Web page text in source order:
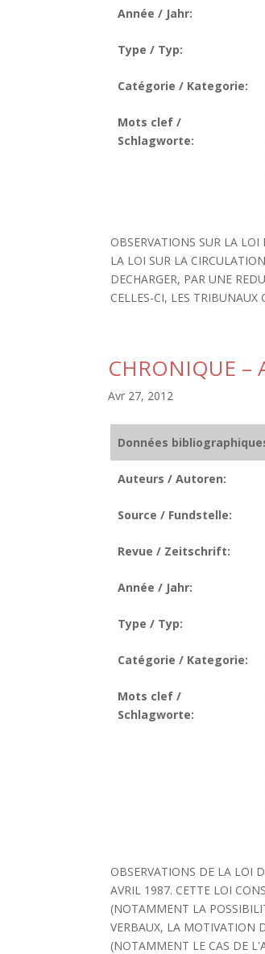
Année / Jahr:
Type / Typ:
Catégorie / Kategorie:
Mots clef /
Schlagworte:
OBSERVATIONS SUR LA
LA LOI SUR LA
DECHARGER, PAR UNE
CELLES-CI, LES
CHRONIQUE –
Avr 27, 2012
Données
Auteurs / Autoren:
Source / Fundstelle:
Revue / Zeitschrift:
Année / Jahr:
Type / Typ:
Catégorie / Kategorie:
Mots clef /
Schlagworte:
OBSERVATIONS DE LA LOI
AVRIL 1987. CETTE LOI
(NOTAMMENT LA
VERBAUX, LA MOTIVATION
(NOTAMMENT LE CAS DE